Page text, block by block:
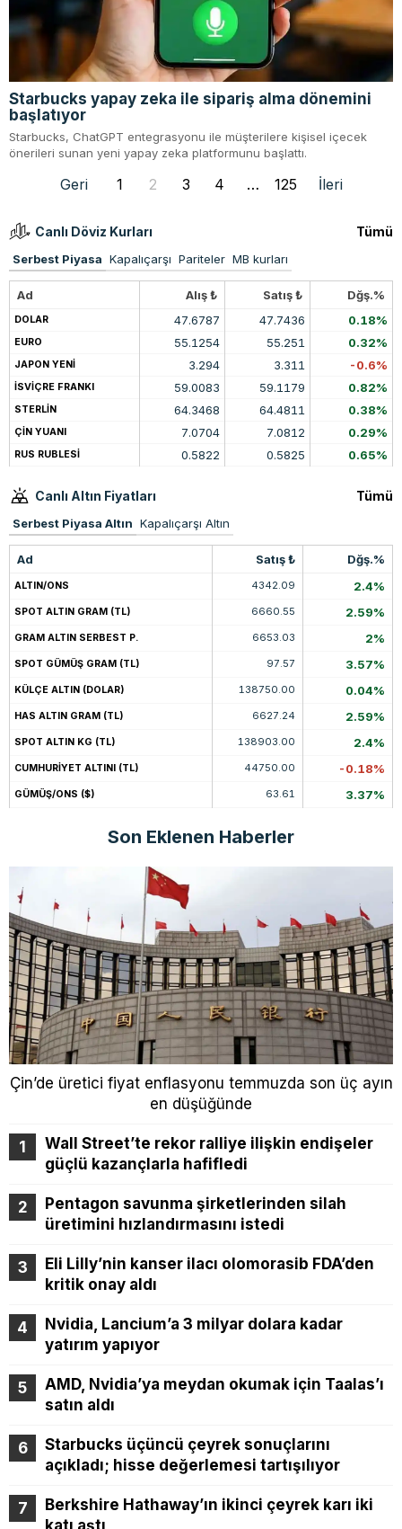
Starbucks yapay zeka ile sipariş alma dönemini
başlatıyor
Starbucks, ChatGPT entegrasyonu ile müşterilere kişisel içecek
önerileri sunan yeni yapay zeka platformunu başlattı.
Geri 1 2 3 4 … 125 İleri
Canlı Döviz Kurları Tümü
Serbest Piyasa Kapalıçarşı Pariteler MB kurları
Ad Alış ₺ Satış ₺ Dğş.%
DOLAR 47.6787 47.7436 0.18%
EURO 55.1254 55.251 0.32%
JAPON YENİ 3.294 3.311 -0.6%
İSVİÇRE FRANKI 59.0083 59.1179 0.82%
STERLİN 64.3468 64.4811 0.38%
ÇİN YUANI 7.0704 7.0812 0.29%
RUS RUBLESİ 0.5822 0.5825 0.65%
Canlı Altın Fiyatları Tümü
Serbest Piyasa Altın Kapalıçarşı Altın
Ad Satış ₺ Dğş.%
ALTIN/ONS 4342.09 2.4%
SPOT ALTIN GRAM (TL) 6660.55 2.59%
GRAM ALTIN SERBEST P. 6653.03 2%
SPOT GÜMÜŞ GRAM (TL) 97.57 3.57%
KÜLÇE ALTIN (DOLAR) 138750.00 0.04%
HAS ALTIN GRAM (TL) 6627.24 2.59%
SPOT ALTIN KG (TL) 138903.00 2.4%
CUMHURİYET ALTINI (TL) 44750.00 -0.18%
GÜMÜŞ/ONS ($) 63.61 3.37%
Son Eklenen Haberler
Çin’de üretici fiyat enflasyonu temmuzda son üç ayın
en düşüğünde
Wall Street’te rekor ralliye ilişkin endişeler
güçlü kazançlarla hafifledi
Pentagon savunma şirketlerinden silah
üretimini hızlandırmasını istedi
Eli Lilly’nin kanser ilacı olomorasib FDA’den
kritik onay aldı
Nvidia, Lancium’a 3 milyar dolara kadar
yatırım yapıyor
AMD, Nvidia’ya meydan okumak için Taalas’ı
satın aldı
Starbucks üçüncü çeyrek sonuçlarını
açıkladı; hisse değerlemesi tartışılıyor
Berkshire Hathaway’ın ikinci çeyrek karı iki